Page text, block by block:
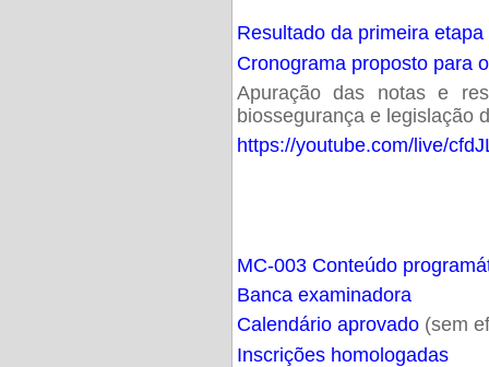
Resultado da primeira
Cronograma proposto para
Apuração das notas e
biossegurança e legislação
https://youtube.com/live/
MC-003 Conteúdo
Banca examinadora
Calendário aprovado(sem
Inscrições homologadas